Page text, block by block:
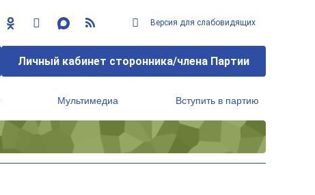
Версия для слабовидящих
Личный кабинет сторонника/члена Партии
Мультимедиа Вступить в партию